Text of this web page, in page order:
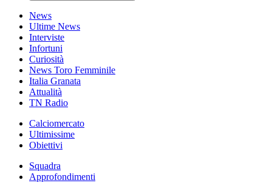
News
Ultime News
Interviste
Infortuni
Curiosità
News Toro Femminile
Italia Granata
Attualità
TN Radio
Calciomercato
Ultimissime
Obiettivi
Squadra
Approfondimenti